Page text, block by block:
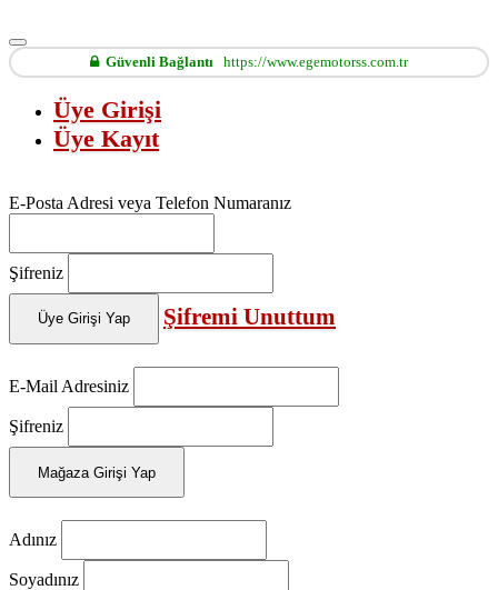
Güvenli Bağlantı https://www.egemotorss.com.tr
Üye Girişi
Üye Kayıt
E-Posta Adresi veya Telefon Numaranız
Şifreniz
Üye Girişi Yap Şifremi Unuttum
E-Mail Adresiniz
Şifreniz
Mağaza Girişi Yap
Adınız
Soyadınız